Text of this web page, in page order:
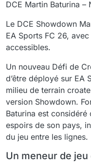
DCE Martin Baturina –
Le DCE Showdown
EA Sports FC 26,
accessibles.
Un nouveau Défi de
d’être déployé sur EA
milieu de terrain
version Showdown.
Baturina est considéré
espoirs de son pays,
du jeu entre les lignes.
Un meneur de